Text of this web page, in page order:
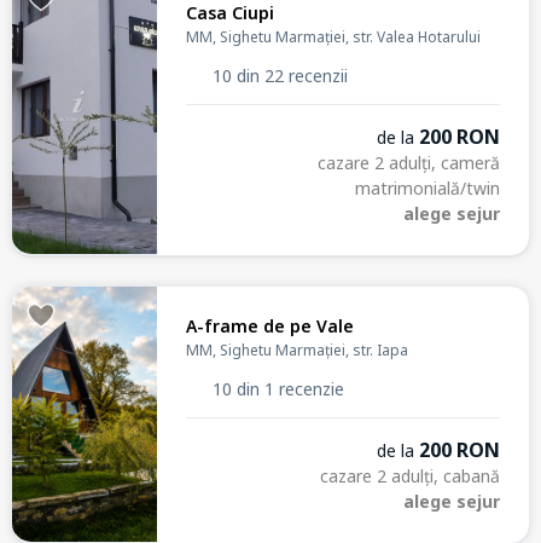
Casa Ciupi
MM, Sighetu Marmației, str. Valea Hotarului
10 din 22 recenzii
de la 200 RON
cazare 2 adulți, cameră
matrimonială/twin
alege sejur
A-frame de pe Vale
MM, Sighetu Marmației, str. Iapa
10 din 1 recenzie
de la 200 RON
cazare 2 adulți, cabană
alege sejur